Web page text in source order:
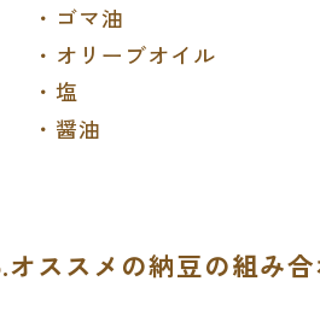
・ゴマ油
・オリーブオイル
・塩
・醤油
オススメの納豆の組み